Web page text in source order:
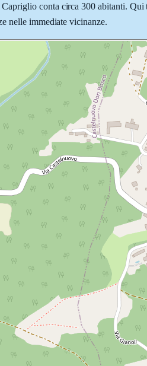
conta circa 300 abitanti.
nelle immediate vicinanze.